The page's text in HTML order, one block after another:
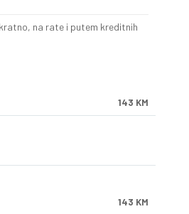
na rate i putem kreditnih
143 KM
143 KM